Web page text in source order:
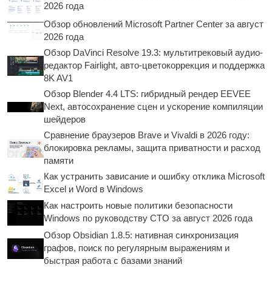
2026 года
Обзор обновлений Microsoft Partner Center за август
2026 года
Обзор DaVinci Resolve 19.3: мультитрековый аудио-
редактор Fairlight, авто-цветокоррекция и поддержка
8K AV1
Обзор Blender 4.4 LTS: гибридный рендер EEVEE
Next, автосохранение сцен и ускорение компиляции
шейдеров
Сравнение браузеров Brave и Vivaldi в 2026 году:
блокировка рекламы, защита приватности и расход
памяти
Как устранить зависание и ошибку отклика Microsoft
Excel и Word в Windows
Как настроить новые политики безопасности
Windows по руководству CTO за август 2026 года
Обзор Obsidian 1.8.5: нативная синхронизация
графов, поиск по регулярным выражениям и
быстрая работа с базами знаний